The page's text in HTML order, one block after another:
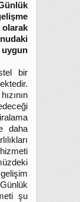
bir
daha
şu